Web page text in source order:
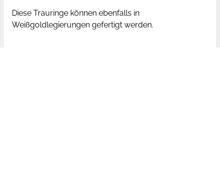
Diese Trauringe können ebenfalls in
Weißgoldlegierungen gefertigt werden.